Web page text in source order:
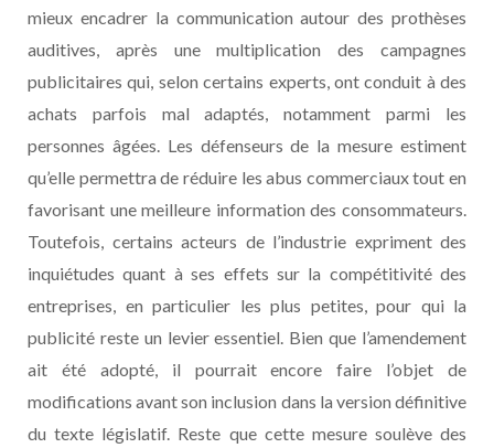
mieux encadrer la communication autour des prothèses
auditives, après une multiplication des campagnes
publicitaires qui, selon certains experts, ont conduit à des
achats parfois mal adaptés, notamment parmi les
personnes âgées. Les défenseurs de la mesure estiment
qu’elle permettra de réduire les abus commerciaux tout en
favorisant une meilleure information des consommateurs.
Toutefois, certains acteurs de l’industrie expriment des
inquiétudes quant à ses effets sur la compétitivité des
entreprises, en particulier les plus petites, pour qui la
publicité reste un levier essentiel. Bien que l’amendement
ait été adopté, il pourrait encore faire l’objet de
modifications avant son inclusion dans la version définitive
du texte législatif. Reste que cette mesure soulève des